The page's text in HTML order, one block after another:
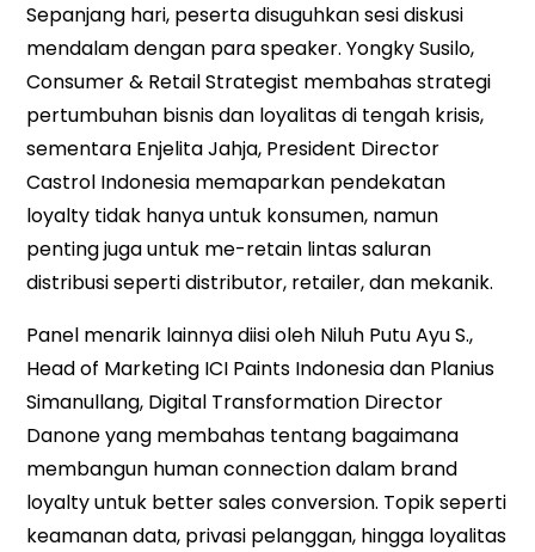
Sepanjang hari, peserta disuguhkan sesi diskusi
mendalam dengan para speaker. Yongky Susilo,
Consumer & Retail Strategist membahas strategi
pertumbuhan bisnis dan loyalitas di tengah krisis,
sementara Enjelita Jahja, President Director
Castrol Indonesia memaparkan pendekatan
loyalty tidak hanya untuk konsumen, namun
penting juga untuk me-retain lintas saluran
distribusi seperti distributor, retailer, dan mekanik.
Panel menarik lainnya diisi oleh Niluh Putu Ayu S.,
Head of Marketing ICI Paints Indonesia dan Planius
Simanullang, Digital Transformation Director
Danone yang membahas tentang bagaimana
membangun human connection dalam brand
loyalty untuk better sales conversion. Topik seperti
keamanan data, privasi pelanggan, hingga loyalitas